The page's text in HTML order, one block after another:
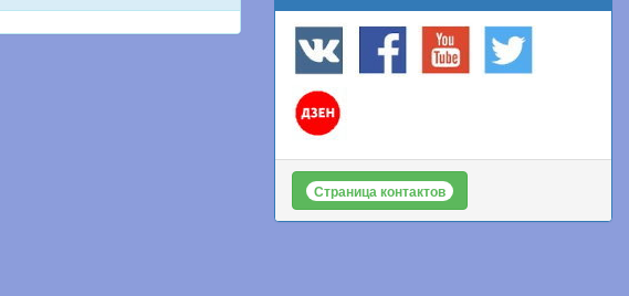
Страница контактов